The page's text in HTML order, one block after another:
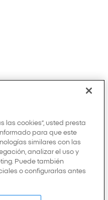
las cookies”, usted presta
para que este
similares con las
analizar el uso y
Puede también
o configurarlas antes